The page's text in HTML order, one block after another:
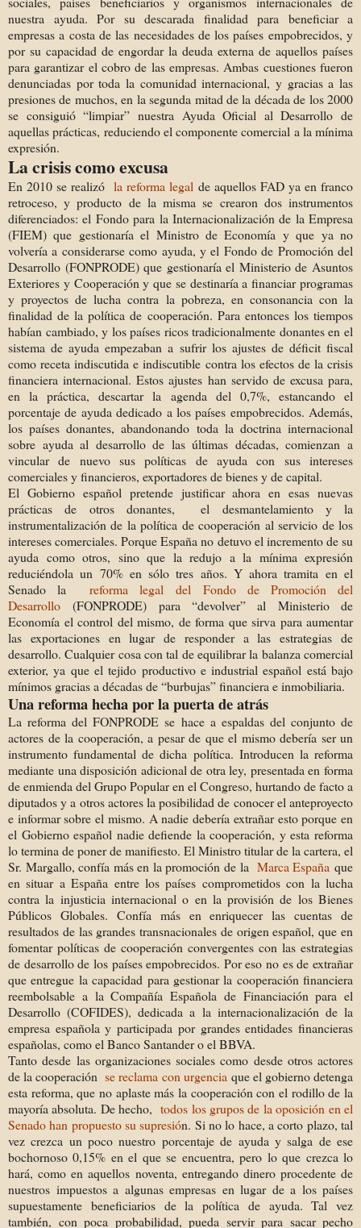
nuestra ayuda. Por su descarada finalidad para beneficiar a
empresas a costa de las necesidades de los países empobrecidos, y
por su capacidad de engordar la deuda externa de aquellos países
para garantizar el cobro de las empresas. Ambas cuestiones fueron
denunciadas por toda la comunidad internacional, y gracias a las
presiones de muchos, en la segunda mitad de la década de los 2000
se consiguió “limpiar” nuestra Ayuda Oficial al Desarrollo de
aquellas prácticas, reduciendo el componente comercial a la mínima
expresión.
La crisis como excusa
En 2010 se realizó la reforma legal de aquellos FAD ya en franco
retroceso, y producto de la misma se crearon dos instrumentos
diferenciados: el Fondo para la Internacionalización de la Empresa
(FIEM) que gestionaría el Ministro de Economía y que ya no
volvería a considerarse como ayuda, y el Fondo de Promoción del
Desarrollo (FONPRODE) que gestionaría el Ministerio de Asuntos
Exteriores y Cooperación y que se destinaría a financiar programas
y proyectos de lucha contra la pobreza, en consonancia con la
finalidad de la política de cooperación. Para entonces los tiempos
habían cambiado, y los países ricos tradicionalmente donantes en el
sistema de ayuda empezaban a sufrir los ajustes de déficit fiscal
como receta indiscutida e indiscutible contra los efectos de la crisis
financiera internacional. Estos ajustes han servido de excusa para,
en la práctica, descartar la agenda del 0,7%, estancando el
porcentaje de ayuda dedicado a los países empobrecidos. Además,
los países donantes, abandonando toda la doctrina internacional
sobre ayuda al desarrollo de las últimas décadas, comienzan a
vincular de nuevo sus políticas de ayuda con sus intereses
comerciales y financieros, exportadores de bienes y de capital.
El Gobierno español pretende justificar ahora en esas nuevas
prácticas de otros donantes, el desmantelamiento y la
instrumentalización de la política de cooperación al servicio de los
intereses comerciales. Porque España no detuvo el incremento de su
ayuda como otros, sino que la redujo a la mínima expresión
reduciéndola un 70% en sólo tres años. Y ahora tramita en el
Senado la
reforma legal del Fondo de Promoción del
Desarrollo(FONPRODE) para “devolver” al Ministerio de
Economía el control del mismo, de forma que sirva para aumentar
las exportaciones en lugar de responder a las estrategias de
desarrollo. Cualquier cosa con tal de equilibrar la balanza comercial
exterior, ya que el tejido productivo e industrial español está bajo
mínimos gracias a décadas de “burbujas” financiera e inmobiliaria.
Una reforma hecha por la puerta de atrás
La reforma del FONPRODE se hace a espaldas del conjunto de
actores de la cooperación, a pesar de que el mismo debería ser un
instrumento fundamental de dicha política. Introducen la reforma
mediante una disposición adicional de otra ley, presentada en forma
de enmienda del Grupo Popular en el Congreso, hurtando de facto a
diputados y a otros actores la posibilidad de conocer el anteproyecto
e informar sobre el mismo. A nadie debería extrañar esto porque en
el Gobierno español nadie defiende la cooperación, y esta reforma
lo termina de poner de manifiesto. El Ministro titular de la cartera, el
Sr. Margallo, confía más en la promoción de la Marca España que
en situar a España entre los países comprometidos con la lucha
contra la injusticia internacional o en la provisión de los Bienes
Públicos Globales. Confía más en enriquecer las cuentas de
resultados de las grandes transnacionales de origen español, que en
fomentar políticas de cooperación convergentes con las estrategias
de desarrollo de los países empobrecidos. Por eso no es de extrañar
que entregue la capacidad para gestionar la cooperación financiera
reembolsable a la Compañía Española de Financiación para el
Desarrollo (COFIDES), dedicada a la internacionalización de la
empresa española y participada por grandes entidades financieras
españolas, como el Banco Santander o el BBVA.
Tanto desde las organizaciones sociales como desde otros actores
de la cooperación se reclama con urgencia que el gobierno detenga
esta reforma, que no aplaste más la cooperación con el rodillo de la
mayoría absoluta. De hecho, todos los grupos de la oposición en el
Senado han propuesto su supresión. Si no lo hace, a corto plazo, tal
vez crezca un poco nuestro porcentaje de ayuda y salga de ese
bochornoso 0,15% en el que se encuentra, pero lo que crezca lo
hará, como en aquellos noventa, entregando dinero procedente de
nuestros impuestos a algunas empresas en lugar de a los países
supuestamente beneficiarios de la política de ayuda. Tal vez
también, con poca probabilidad, pueda servir para sacar pecho